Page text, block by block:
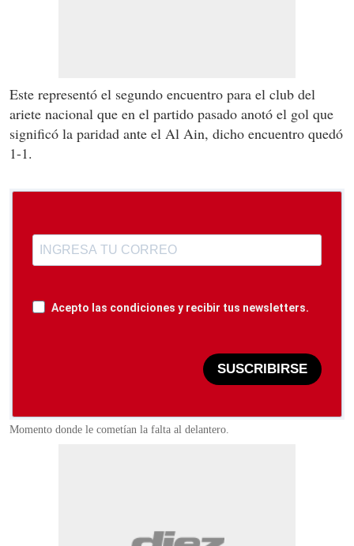
Este representó el segundo encuentro para el club del
ariete nacional que en el partido pasado anotó el gol que
significó la paridad ante el Al Ain, dicho encuentro quedó
1-1.
Acepto las condiciones y recibir tus newsletters.
SUSCRIBIRSE
Momento donde le cometían la falta al delantero.